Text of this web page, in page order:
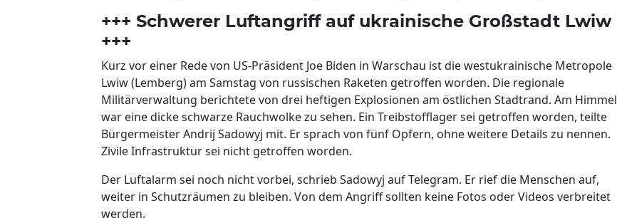
+++ Schwerer Luftangriff auf ukrainische Großstadt Lwiw
+++
Kurz vor einer Rede von US-Präsident Joe Biden in Warschau ist die westukrainische Metropole
Lwiw (Lemberg) am Samstag von russischen Raketen getroffen worden. Die regionale
Militärverwaltung berichtete von drei heftigen Explosionen am östlichen Stadtrand. Am Himmel
war eine dicke schwarze Rauchwolke zu sehen. Ein Treibstofflager sei getroffen worden, teilte
Bürgermeister Andrij Sadowyj mit. Er sprach von fünf Opfern, ohne weitere Details zu nennen.
Zivile Infrastruktur sei nicht getroffen worden.
Der Luftalarm sei noch nicht vorbei, schrieb Sadowyj auf Telegram. Er rief die Menschen auf,
weiter in Schutzräumen zu bleiben. Von dem Angriff sollten keine Fotos oder Videos verbreitet
werden.